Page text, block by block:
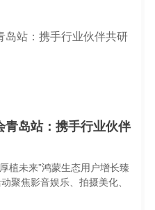
岛站：携手行业伙伴
植未来”鸿蒙生态用户增长臻
聚焦影音娱乐、拍摄美化、